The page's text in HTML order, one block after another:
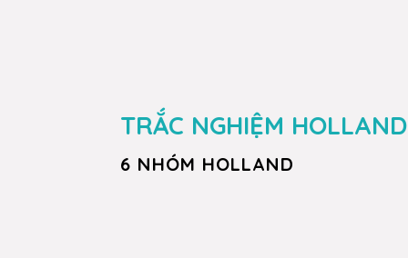
TRẮC NGHIỆM HOLLAND
6 NHÓM HOLLAND